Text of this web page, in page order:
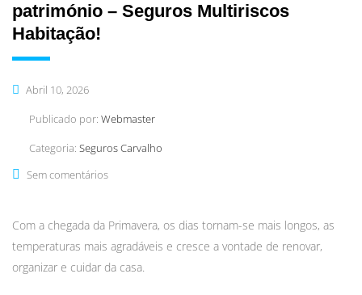
património – Seguros Multiriscos
Habitação!
Abril 10, 2026
Publicado por: Webmaster
Categoria: Seguros Carvalho
Sem comentários
Com a chegada da Primavera, os dias tornam-se mais longos, as
temperaturas mais agradáveis e cresce a vontade de renovar,
organizar e cuidar da casa.